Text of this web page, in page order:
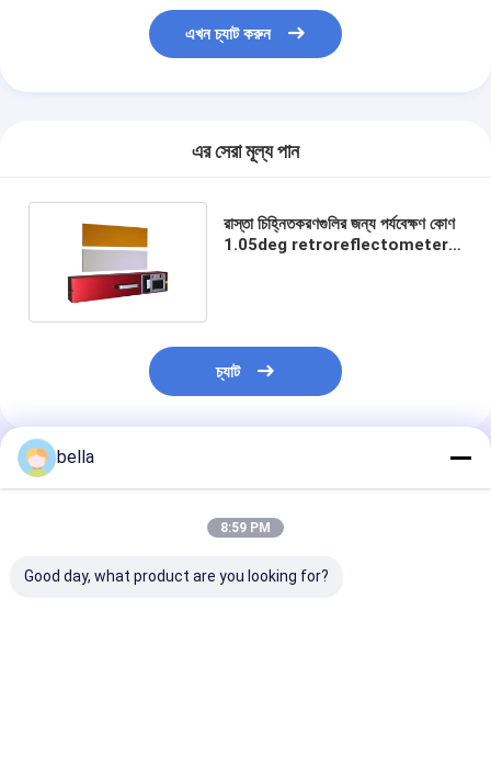
এখন চ্যাট করুন
এর সেরা মূল্য পান
রাস্তা চিহ্নিতকরণগুলির জন্য পর্যবেক্ষণ কোণ
1.05deg retroreflectometer
চ্যাট
প্রস্তাবিত পণ্য
bella
8:59 PM
Good day, what product are you looking for?